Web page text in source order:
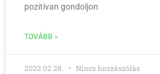
pozitívan gondoljon
TOVÁBB »
2022.02.28. Nincs hozzászólás